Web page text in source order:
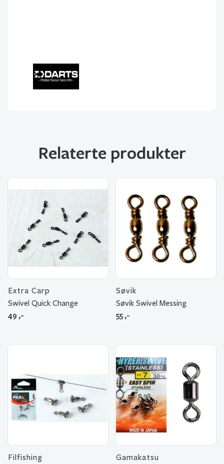
Relaterte produkter
Extra Carp
Swivel Quick Change
49 ,-
Søvik
Søvik Swivel Messing
55 ,-
Filfishing
Gamakatsu